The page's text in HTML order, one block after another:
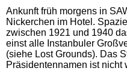
Ankunft früh morgens in
Nickerchen im Hotel.
zwischen 1921 und 1940
einst alle Instanbuler
(siehe Lost Grounds). Das
Präsidentennamen ist nicht